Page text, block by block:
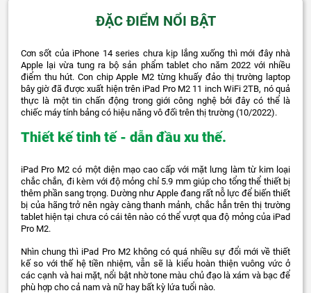
ĐẶC ĐIỂM NỔI BẬT
Cơn sốt của iPhone 14 series chưa kịp lắng xuống thì mới đây nhà
Apple lại vừa tung ra bộ sản phẩm tablet cho năm 2022 với nhiều
điểm thu hút. Con chip Apple M2 từng khuấy đảo thị trường laptop
bây giờ đã được xuất hiện trên iPad Pro M2 11 inch WiFi 2TB, nó quả
thực là một tin chấn động trong giới công nghệ bởi đây có thể là
chiếc máy tính bảng có hiệu năng vô đối trên thị trường (10/2022).
Thiết kế tinh tế - dẫn đầu xu thế.
iPad Pro M2 có một diện mạo cao cấp với mặt lưng làm từ kim loại
chắc chắn, đi kèm với độ mỏng chỉ 5.9 mm giúp cho tổng thể thiết bị
thêm phần sang trọng. Dường như Apple đang rất nỗ lực để biến thiết
bị của hãng trở nên ngày càng thanh mảnh, chắc hẳn trên thị trường
tablet hiện tại chưa có cái tên nào có thể vượt qua độ mỏng của iPad
Pro M2.
Nhìn chung thì iPad Pro M2 không có quá nhiều sự đổi mới về thiết
kế so với thế hệ tiền nhiệm, vẫn sẽ là kiểu hoàn thiện vuông vức ở
các cạnh và hai mặt, nổi bật nhờ tone màu chủ đạo là xám và bạc để
phù hợp cho cả nam và nữ hay bất kỳ lứa tuổi nào.